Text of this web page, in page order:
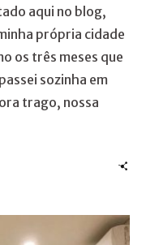
aqui no blog,
própria cidade
os três meses que
sozinha em
trago, nossa